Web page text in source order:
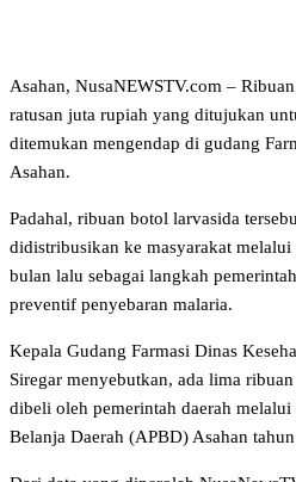
Asahan, NusaNEWSTV.com –
ratusan juta rupiah yang ditujukan
ditemukan mengendap di gudang
Asahan.
Padahal, ribuan botol larvasida
didistribusikan ke masyarakat melalui
bulan lalu sebagai langkah
preventif penyebaran malaria.
Kepala Gudang Farmasi Dinas
Siregar menyebutkan, ada lima
dibeli oleh pemerintah daerah melalui
Belanja Daerah (APBD) Asahan